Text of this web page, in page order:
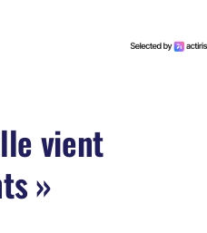
vient
»